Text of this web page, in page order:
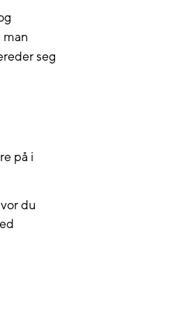
seg
på i
du